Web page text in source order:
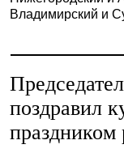
Владимирский и
поздравил